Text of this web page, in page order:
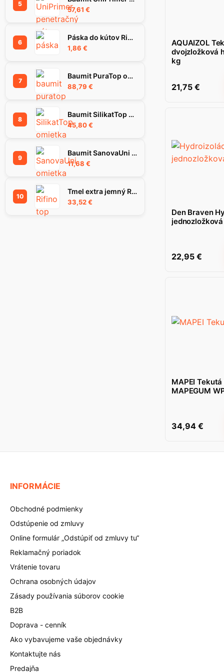
5
57,61 €
6
Páska do kútov Rigips Habito Flex 83 mm
1,86 €
7
Baumit PuraTop omietka 1.5K 25kg
88,79 €
8
Baumit SilikatTop omietka 1,5K, 25 kg
45,80€
9
Baumit SanovaUni omietka, 25 kg
11,68 €
10
Tmel extra jemný RIFINO TOP, 25 kg
33,52€
AQUAIZOL
dvojzložková
kg
21,75 €
Den Braven
22,95 €
MAPEI
MAPEGUM
34,94 €
INFORMÁCIE
Obchodné podmienky
Odstúpenie od zmluvy
Online formulár „Odstúpiť od zmluvy tu“
Reklamačný poriadok
Vrátenie tovaru
Ochrana osobných údajov
Zásady používania súborov cookie
B2B
Doprava - cenník
Ako vybavujeme vaše objednávky
Kontaktujte nás
Predajňa